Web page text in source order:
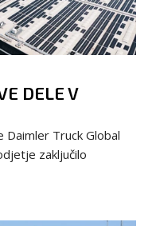
DELE V
Truck Global
zaključilo